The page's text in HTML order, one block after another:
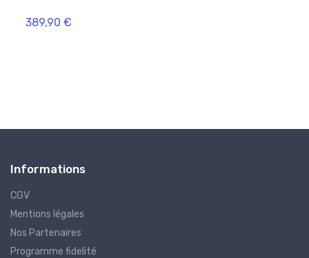
389,90 €
Informations
CGV
Mentions légales
Nos Partenaires
Programme fidelité